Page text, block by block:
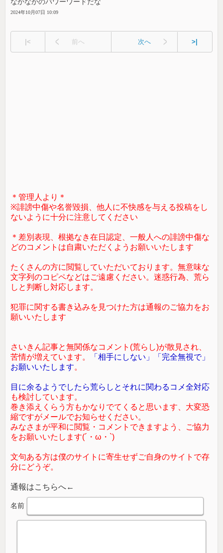
なかなかのパワーワードだな
2024年10月07日 10:09
|< 前へ 次へ >|
＊管理人より＊
※誹謗中傷や名誉毀損、他人に不快感を与える投稿をし
ないように十分に注意してください
＊差別表現、根拠なき在日認定、一般人への誹謗中傷な
どのコメントは自粛いただくようお願いいたします
たくさんの方に閲覧していただいております。無意味な
文字列のコピペなどはご遠慮ください。迷惑行為、荒ら
しと判断し対応します。
犯罪に関する書き込みを見つけた方は通報のご協力をお
願いいたします
さいきん記事と無関係なコメント(荒らし)が散見され、
苦情が増えています。
「相手にしない」「完全無視で」
お願いいたします。
目に余るようでしたら荒らしとそれに関わるコメ全対応
も検討しています。
巻き添えくらう方もかなりでてくると思います、大変恐
縮ですがメールでお知らせください。
みなさまが平和に閲覧・コメントできますよう、ご協力
をお願いいたします(´・ω・`)
文句ある方は僕のサイトに寄生せずご自身のサイトで存
分にどうぞ。
通報はこちらへ←
名前